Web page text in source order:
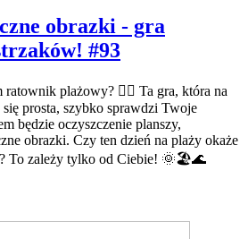
obrazki - gra
#93
plażowy? 🏄‍♂️ Ta gra, która na
prosta, szybko sprawdzi Twoje
będzie oczyszczenie planszy,
obrazki. Czy ten dzień na plaży okaże
To zależy tylko od Ciebie! 🌞🏖️🌊